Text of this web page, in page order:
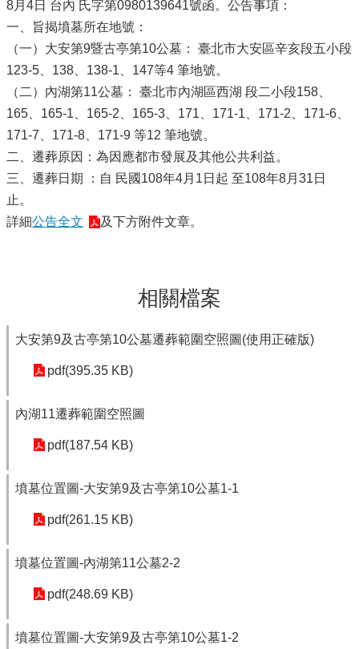
8月4日 台內 氏字第0980139641號函。公告事項：
一、旨揭墳墓所在地號：
（一）大安第9暨古亭第10公墓： 臺北市大安區辛亥段五小段
123-5、138、138-1、147等4 筆地號。
（二）內湖第11公墓： 臺北市內湖區西湖 段二小段158、
165、165-1、165-2、165-3、171、171-1、171-2、171-6、
171-7、171-8、171-9 等12 筆地號。
二、遷葬原因：為因應都市發展及其他公共利益。
三、遷葬日期 ：自 民國108年4月1日起 至108年8月31日
止。
詳細公告全文 及下方附件文章。
相關檔案
大安第9及古亭第10公墓遷葬範圍空照圖(使用正確版)
pdf(395.35 KB)
內湖11遷葬範圍空照圖
pdf(187.54 KB)
墳墓位置圖-大安第9及古亭第10公墓1-1
pdf(261.15 KB)
墳墓位置圖-內湖第11公墓2-2
pdf(248.69 KB)
墳墓位置圖-大安第9及古亭第10公墓1-2